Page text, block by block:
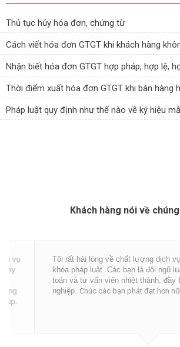
Thủ tục hủy hóa đơn, chứng từ
Cách viết hóa đơn GTGT khi khách hàng
Nhận biết hóa đơn GTGT hợp pháp, hợp lệ,
Thời điểm xuất hóa đơn GTGT khi bán hàng
Pháp luật quy định như thế nào về ký hiệu
Khách hàng nói về
Tôi rất hài lòng về chất lượng dịch vụ tại
khóa pháp luật. Các bạn là đội ngũ luật
toán và tư vấn viên nhiệt thành, đầy bản
nghiệp.Chúc các bạn phát đạt hơn nữa